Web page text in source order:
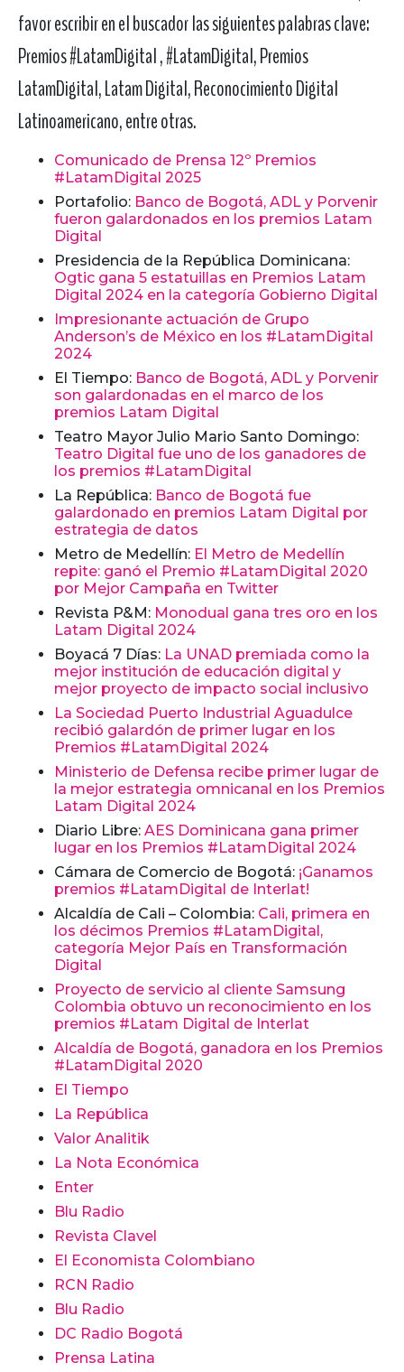
favor escribir en el buscador las siguientes palabras clave:
Premios #LatamDigital , #LatamDigital, Premios
LatamDigital, Latam Digital, Reconocimiento Digital
Latinoamericano, entre otras.
Comunicado de Prensa 12º Premios
#LatamDigital 2025
Portafolio: Banco de Bogotá, ADL y Porvenir
fueron galardonados en los premios Latam
Digital
Presidencia de la República Dominicana:
Ogtic gana 5 estatuillas en Premios Latam
Digital 2024 en la categoría Gobierno Digital
Impresionante actuación de Grupo
Anderson’s de México en los #LatamDigital
2024
El Tiempo: Banco de Bogotá, ADL y Porvenir
son galardonadas en el marco de los
premios Latam Digital
Teatro Mayor Julio Mario Santo Domingo:
Teatro Digital fue uno de los ganadores de
los premios #LatamDigital
La República: Banco de Bogotá fue
galardonado en premios Latam Digital por
estrategia de datos
Metro de Medellín: El Metro de Medellín
repite: ganó el Premio #LatamDigital 2020
por Mejor Campaña en Twitter
Revista P&M: Monodual gana tres oro en los
Latam Digital 2024
Boyacá 7 Días: La UNAD premiada como la
mejor institución de educación digital y
mejor proyecto de impacto social inclusivo
La Sociedad Puerto Industrial Aguadulce
recibió galardón de primer lugar en los
Premios #LatamDigital 2024
Ministerio de Defensa recibe primer lugar de
la mejor estrategia omnicanal en los Premios
Latam Digital 2024
Diario Libre: AES Dominicana gana primer
lugar en los Premios #LatamDigital 2024
Cámara de Comercio de Bogotá: ¡Ganamos
premios #LatamDigital de Interlat!
Alcaldía de Cali – Colombia: Cali, primera en
los décimos Premios #LatamDigital,
categoría Mejor País en Transformación
Digital
Proyecto de servicio al cliente Samsung
Colombia obtuvo un reconocimiento en los
premios #Latam Digital de Interlat
Alcaldía de Bogotá, ganadora en los Premios
#LatamDigital 2020
El Tiempo
La República
Valor Analitik
La Nota Económica
Enter
Blu Radio
Revista Clavel
El Economista Colombiano
RCN Radio
Blu Radio
DC Radio Bogotá
Prensa Latina